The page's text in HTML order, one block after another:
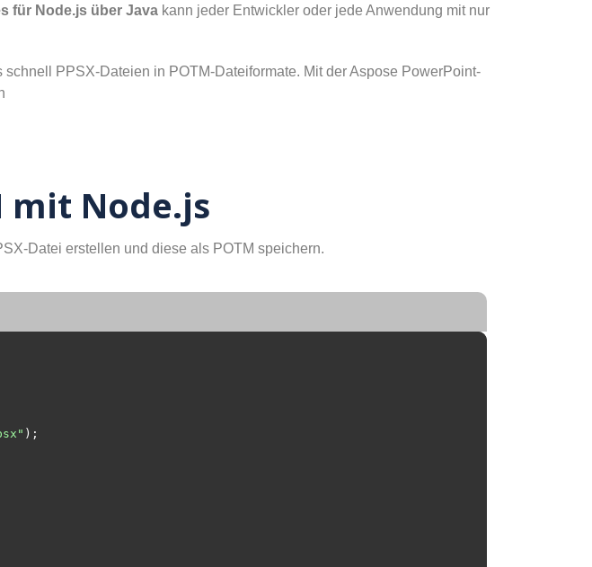
für Node.js über Java kann jeder Entwickler oder jede Anwendung mit nur
PPSX-Dateien in POTM-Dateiformate. Mit der Aspose PowerPoint-
mit Node.js
Datei erstellen und diese als POTM speichern.